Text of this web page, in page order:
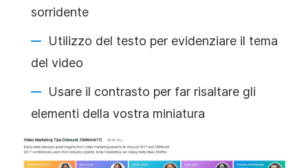
sorridente
Utilizzo del testo per evidenziare il tema
del video
Usare il contrasto per far risaltare gli
elementi della vostra miniatura